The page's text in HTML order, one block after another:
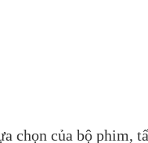
chọn của bộ phim,